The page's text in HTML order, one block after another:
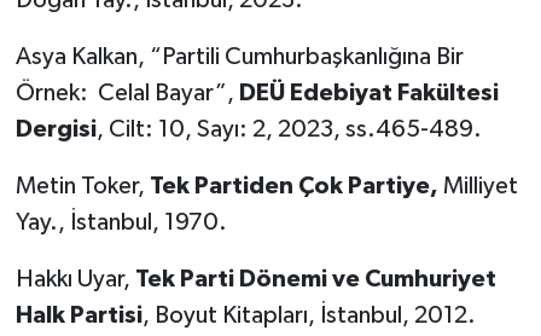
Asya Kalkan, “Partili Cumhurbaşkanlığına Bir
Örnek: Celal Bayar”, DEÜ Edebiyat Fakültesi
Dergisi, Cilt: 10, Sayı: 2, 2023, ss.465-489.
Metin Toker, Tek Partiden Çok Partiye, Milliyet
Yay., İstanbul, 1970.
Hakkı Uyar, Tek Parti Dönemi ve Cumhuriyet
Halk Partisi, Boyut Kitapları, İstanbul, 2012.